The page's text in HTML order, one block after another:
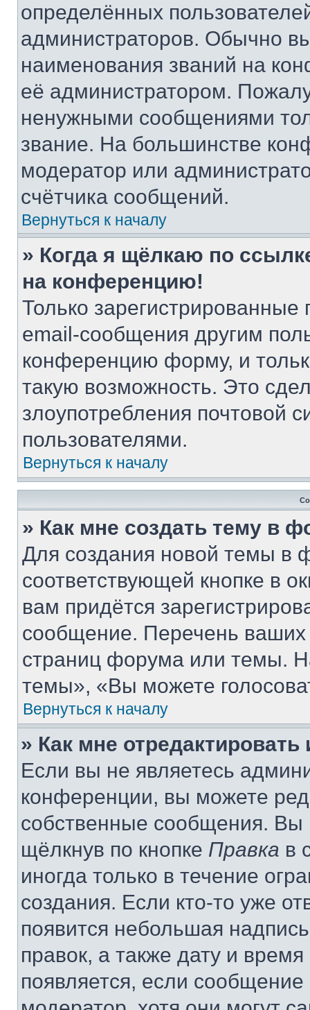
определённых
администраторов. Обычно
наименования званий на
её администратором.
ненужными сообщениями
звание. На большинстве
модератор или
счётчика сообщений.
Вернуться к началу
» Когда я щёлкаю по
на конференцию!
Только зарегистрированные
email-сообщения другим
конференцию форму, и
такую возможность. Это
злоупотребления почтовой
пользователями.
Вернуться к началу
» Как мне создать тему в
Для создания новой темы в
соответствующей кнопке в
вам придётся
сообщение. Перечень ваших
страниц форума или темы.
темы», «Вы можете
Вернуться к началу
» Как мне
Если вы не являетесь
конференции, вы можете
собственные сообщения. Вы
щёлкнув по кнопке Правка в
иногда только в течение
создания. Если кто-то уже
появится небольшая
правок, а также дату и
появляется, если